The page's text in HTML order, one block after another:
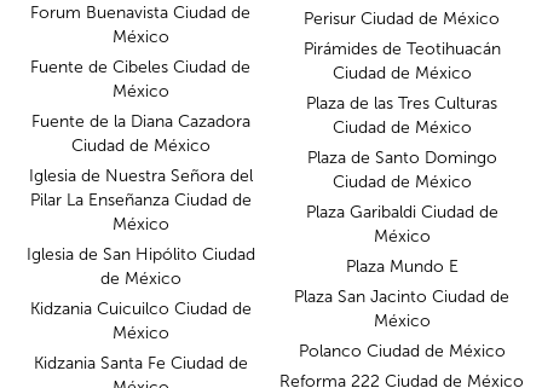
Forum Buenavista Ciudad de
México
Fuente de Cibeles Ciudad de
México
Fuente de la Diana Cazadora
Ciudad de México
Iglesia de Nuestra Señora del
Pilar La Enseñanza Ciudad de
México
Iglesia de San Hipólito Ciudad
de México
Kidzania Cuicuilco Ciudad de
México
Kidzania Santa Fe Ciudad de
Perisur Ciudad de México
Pirámides de Teotihuacán
Ciudad de México
Plaza de las Tres Culturas
Ciudad de México
Plaza de Santo Domingo
Ciudad de México
Plaza Garibaldi Ciudad de
México
Plaza Mundo E
Plaza San Jacinto Ciudad de
México
Polanco Ciudad de México
Reforma 222 Ciudad de México